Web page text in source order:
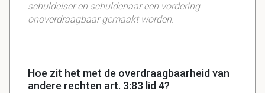
schuldeiser en schuldenaar een vordering
onoverdraagbaar gemaakt worden.
Hoe zit het met de overdraagbaarheid van
andere rechten art. 3:83 lid 4?